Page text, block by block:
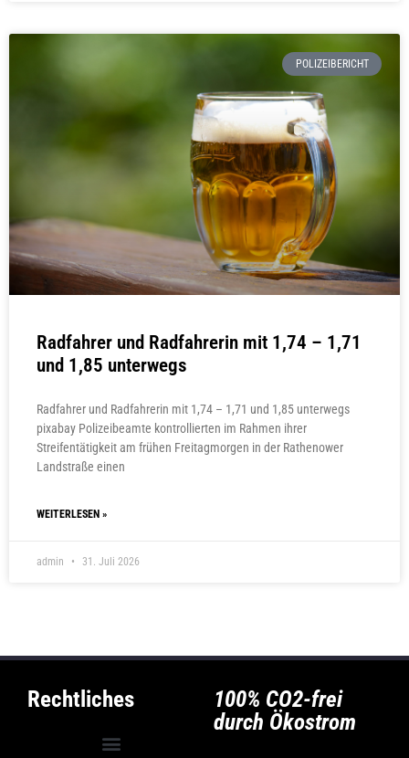
POLIZEIBERICHT
Radfahrer und Radfahrerin mit 1,74 – 1,71
und 1,85 unterwegs
Radfahrer und Radfahrerin mit 1,74 – 1,71 und 1,85 unterwegs
pixabay Polizeibeamte kontrollierten im Rahmen ihrer
Streifentätigkeit am frühen Freitagmorgen in der Rathenower
Landstraße einen
WEITERLESEN »
admin 31. Juli 2026
Rechtliches
100% CO2-frei
durch Ökostrom